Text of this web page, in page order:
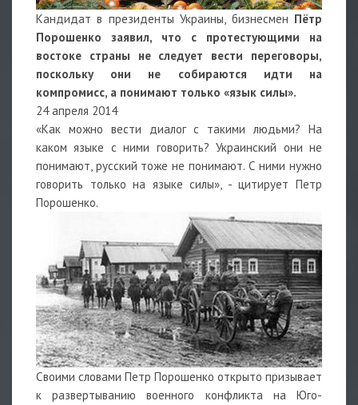
Кандидат в президенты Украины, бизнесмен Пётр
Порошенко заявил, что с протестующими на
востоке страны не следует вести переговоры,
поскольку они не собираются идти на
компромисс, а понимают только «язык силы».
24 апреля 2014
«Как можно вести диалог с такими людьми? На
каком языке с ними говорить? Украинский они не
понимают, русский тоже не понимают. С ними нужно
говорить только на языке силы», - цитирует Петр
Порошенко.
Своими словами Петр Порошенко открыто призывает
к развертыванию военного конфликта на Юго-